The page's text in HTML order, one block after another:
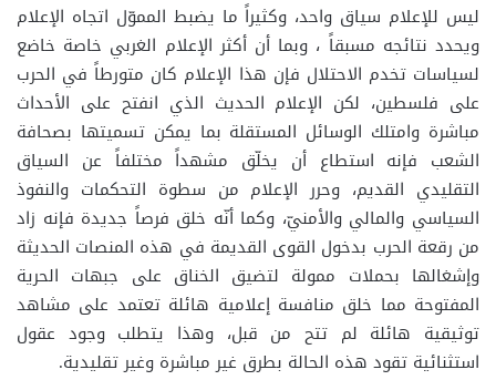
ليس للإعلام سياق واحد، وكثيراً ما يضبط المموّل اتجاه الإعلام
ويحدد نتائجه مسبقاً ، وبما أن أكثر الإعلام الغربي خاصة خاضع
لسياسات تخدم الاحتلال فإن هذا الإعلام كان متورطاً في الحرب
على فلسطين، لكن الإعلام الحديث الذي انفتح على الأحداث
مباشرة وامتلك الوسائل المستقلة بما يمكن تسميتها بصحافة
الشعب فإنه استطاع أن يخلّق مشهداً مختلفاً عن السياق
التقليدي القديم، وحرر الإعلام من سطوة التحكمات والنفوذ
السياسي والمالي والأمنيّ، وكما أنّه خلق فرصاً جديدة فإنه زاد
من رقعة الحرب بدخول القوى القديمة في هذه المنصات الحديثة
وإشغالها بحملات ممولة لتضيق الخناق على جبهات الحرية
المفتوحة مما خلق منافسة إعلامية هائلة تعتمد على مشاهد
توثيقية هائلة لم تتح من قبل، وهذا يتطلب وجود عقول
استثنائية تقود هذه الحالة بطرق غير مباشرة وغير تقليدية.